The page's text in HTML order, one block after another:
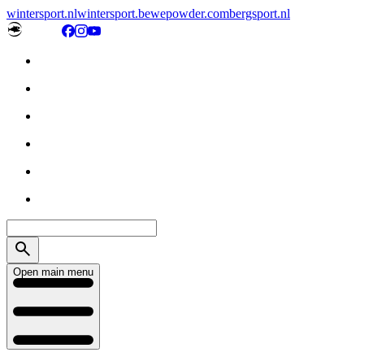
wintersport.nlwintersport.bewepowder.combergsport.nl
Open main menu